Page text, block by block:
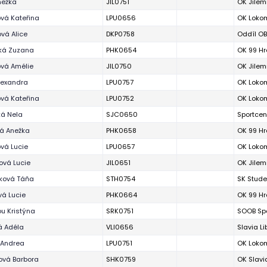
Kateřina
LPU0656
OK
Alice
DKP0758
Oddíl
Zuzana
PHK0654
OK 99
Amélie
JIL0750
OK
LPU0757
OK
Kateřina
LPU0752
OK
Nela
SJC0650
Anežka
PHK0658
OK 99
Lucie
LPU0657
OK
Lucie
JIL0651
OK
Táňa
STH0754
SK
Lucie
PHK0664
OK 99
Kristýna
SRK0751
SOOB
Adéla
VLI0656
Slavia
LPU0751
OK
Barbora
SHK0759 OK